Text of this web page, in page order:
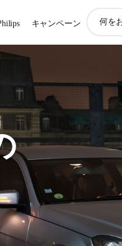
キャンペーン